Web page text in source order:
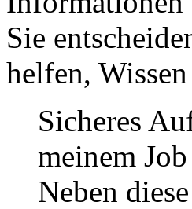
Sie
helfen,
Sicheres
meinem
Neben